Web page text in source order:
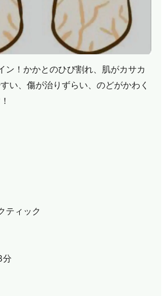
ン！かかとのひび割れ、肌がカサカ
い、傷が治りずらい、のどがかわく
ティック
分